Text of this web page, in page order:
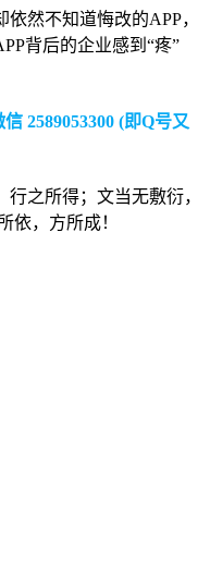
然不知道悔改的APP，
背后的企业感到“疼”
2589053300 (即Q号又
之所得；文当无敷衍，
依，方所成！